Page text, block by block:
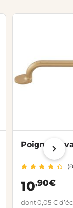
Poignée
10,90€
dont 0,05 €